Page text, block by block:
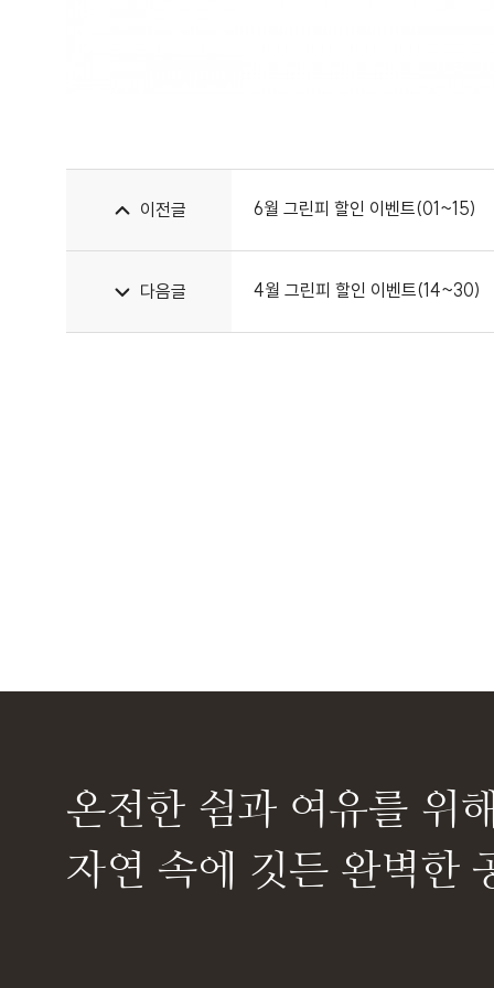
이전글 6월 그린피 할인 이벤트(01~15)
다음글 4월 그린피 할인 이벤트(14~30)
온전한 쉼과 여유를 위
자연 속에 깃든 완벽한